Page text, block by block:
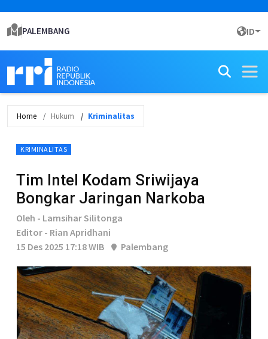
PALEMBANG ID
Home Hukum Kriminalitas
KRIMINALITAS
Tim Intel Kodam Sriwijaya
Bongkar Jaringan Narkoba
Oleh - Lamsihar Silitonga
Editor - Rian Apridhani
15 Des 2025 17:18 WIB
Palembang